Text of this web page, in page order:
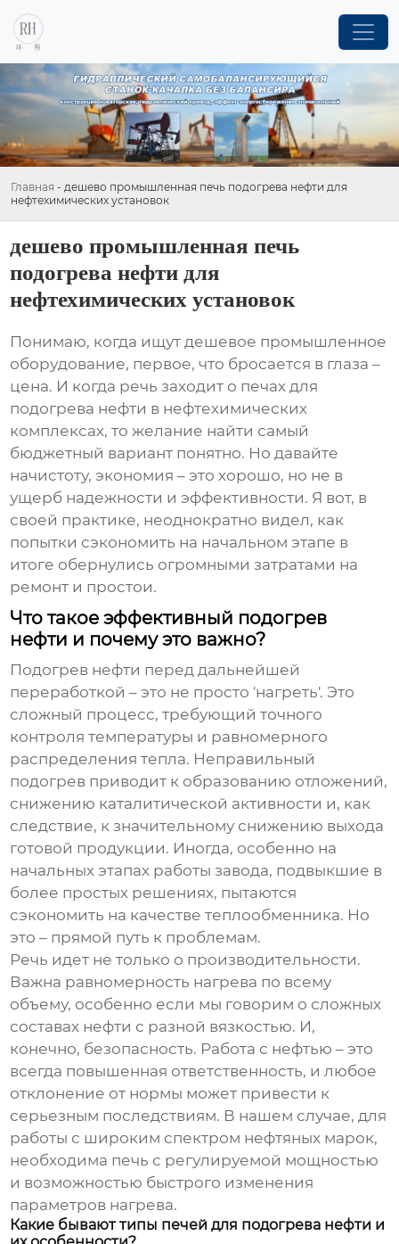
Главная - дешево промышленная печь подогрева нефти для
нефтехимических установок
дешево промышленная печь
подогрева нефти для
нефтехимических установок
Понимаю, когда ищутдешевое промышленное
оборудование, первое, что бросается в глаза –
цена. И когда речь заходит о печах для
подогрева нефти в нефтехимических
комплексах, то желание найти самый
бюджетный вариант понятно. Но давайте
начистоту, экономия – это хорошо, но не в
ущерб надежности и эффективности. Я вот, в
своей практике, неоднократно видел, как
попытки сэкономить на начальном этапе в
итоге обернулись огромными затратами на
ремонт и простои.
Что такое эффективный подогрев
нефти и почему это важно?
Подогрев нефти перед дальнейшей
переработкой – это не просто 'нагреть'. Это
сложный процесс, требующий точного
контроля температуры и равномерного
распределения тепла. Неправильный
подогрев приводит к образованию отложений,
снижению каталитической активности и, как
следствие, к значительному снижению выхода
готовой продукции. Иногда, особенно на
начальных этапах работы завода, подвыкшие в
более простых решениях, пытаются
сэкономить на качестве теплообменника. Но
это – прямой путь к проблемам.
Речь идет не только о производительности.
Важна равномерность нагрева по всему
объему, особенно если мы говорим о сложных
составах нефти с разной вязкостью. И,
конечно, безопасность. Работа с нефтью – это
всегда повышенная ответственность, и любое
отклонение от нормы может привести к
серьезным последствиям. В нашем случае, для
работы с широким спектром нефтяных марок,
необходима печь с регулируемой мощностью
и возможностью быстрого изменения
параметров нагрева.
Какие бывают типы печей для подогрева нефти и